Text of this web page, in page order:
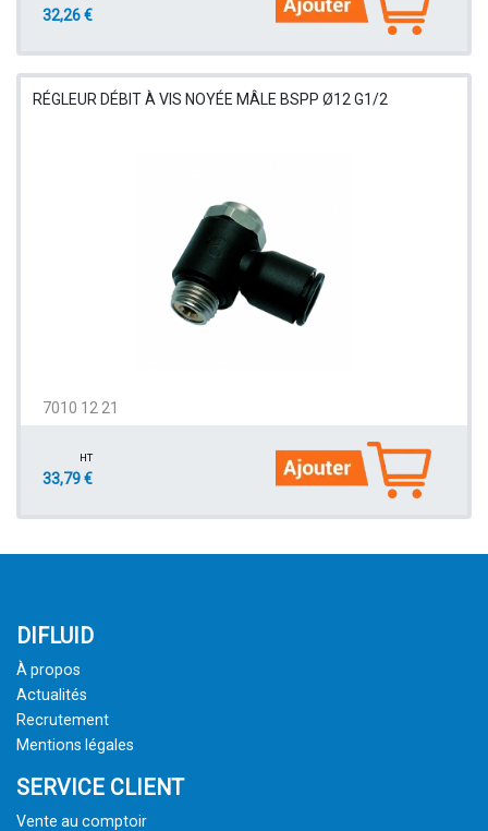
32,26 €
RÉGLEUR DÉBIT À VIS NOYÉE MÂLE BSPP Ø12 G1/2
7010 12 21
HT
33,79 €
DIFLUID
À propos
Actualités
Recrutement
Mentions légales
SERVICE CLIENT
Vente au comptoir